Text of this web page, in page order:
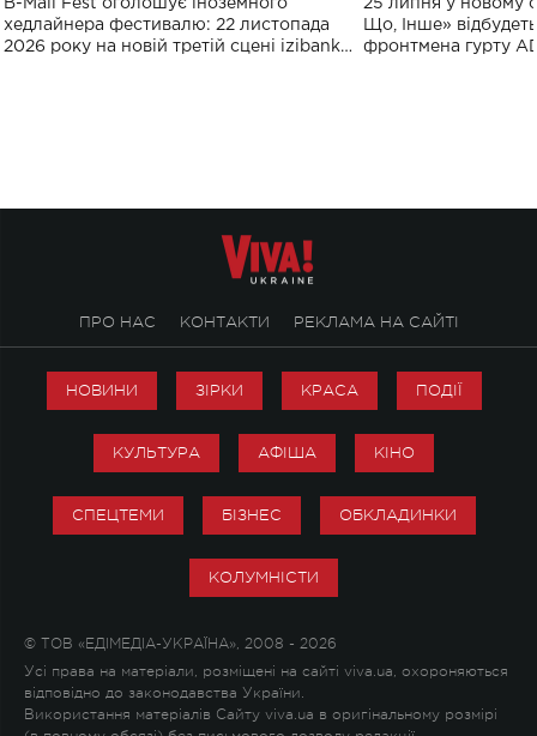
B-Mall Fest оголошує іноземного
хедлайнера фестивалю: 22 листопада
2026 року на новій третій сцені izibank
виконають
25 липня у новому
Що, Інше»
фронтмена гурту
ПРО НАС КОНТАКТИ РЕКЛАМА НА САЙТІ
НОВИНИ ЗІРКИ КРАСА ПОДІЇ
КУЛЬТУРА АФІША КІНО
СПЕЦТЕМИ БІЗНЕС ОБКЛАДИНКИ
КОЛУМНІСТИ
© ТОВ «ЕДІМЕДІА-УКРАЇНА», 2008 - 2026
Усі права на матеріали, розміщені на сайті viva.ua, охороняються
відповідно до законодавства України.
Використання матеріалів Сайту viva.ua в оригінальному розмірі